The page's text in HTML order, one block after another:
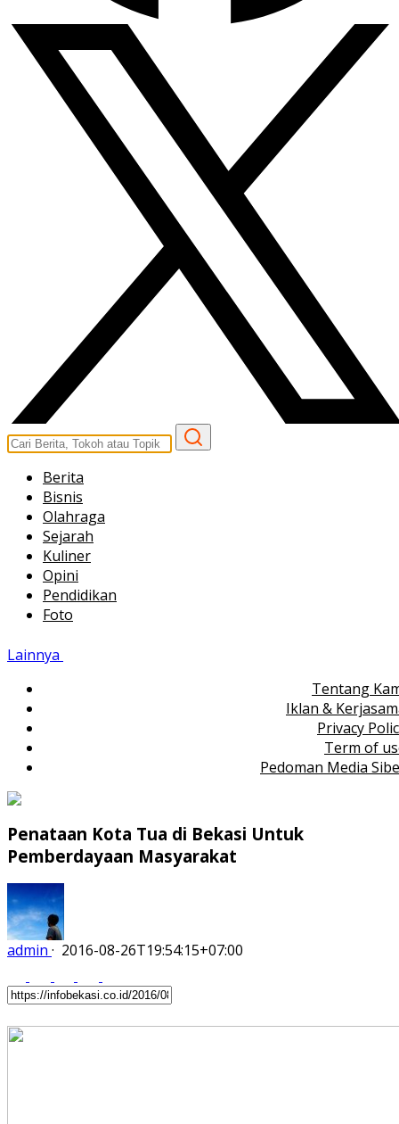
Berita
Bisnis
Olahraga
Sejarah
Kuliner
Opini
Pendidikan
Foto
Lainnya
Tentang
Iklan &
Privacy
Term of
Pedoman Media
Penataan Kota Tua di Bekasi Untuk
Pemberdayaan Masyarakat
admin · 2016-08-26T19:54:15+07:00